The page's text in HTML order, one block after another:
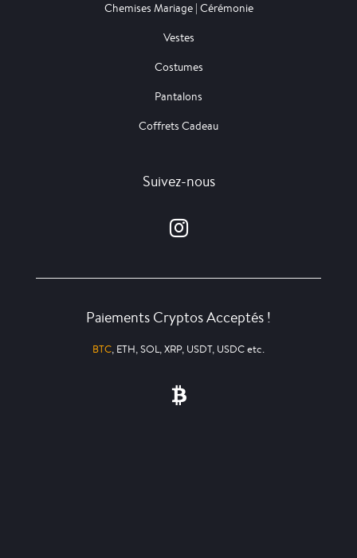
Chemises Mariage | Cérémonie
Vestes
Costumes
Pantalons
Coffrets Cadeau
Suivez-nous
Paiements Cryptos Acceptés !
BTC, ETH, SOL, XRP, USDT, USDC etc.